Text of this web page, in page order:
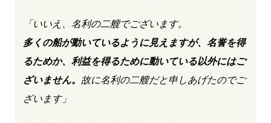
「いいえ、名利の二艘でございます。
多くの船が動いているように見えますが、名誉を得
るためか、利益を得るために動いている以外にはご
ざいません。 故に名利の二艘だと申しあげたのでご
ざいます」